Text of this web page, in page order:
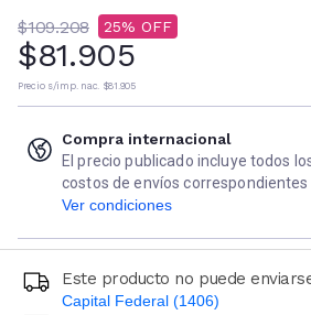
$109.208 25
$81.905
Precio s/imp. nac. $81.905
Compra internacional
El precio publicado incluye todos
costos de envíos correspondientes
Ver condiciones
Este producto no puede
Capital Federal (1406)